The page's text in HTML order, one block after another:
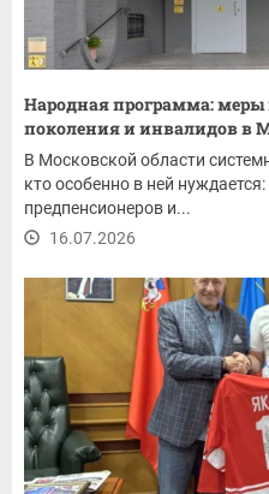
Народная программа:
поколения и инвалидов в
В Московской области
кто особенно в ней
предпенсионеров и...
16.07.2026